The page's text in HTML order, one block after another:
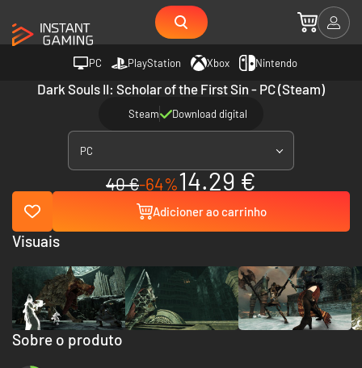
PC PlayStation Xbox Nintendo
Dark Souls II: Scholar of the First Sin - PC (Steam)
Steam Download digital
PC
40 €-64%14.29 €
Adicioner ao carrinho
Sobre o produto
Visuais